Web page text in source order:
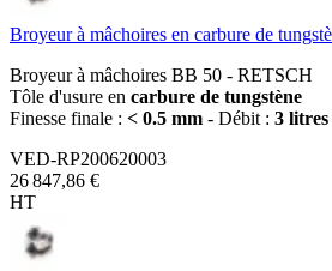
Broyeur à mâchoires en carbure de
Broyeur à mâchoires BB 50 - RETSCH
Tôle d'usure en carbure de tungstène
Finesse finale : < 0.5 mm - Débit : 3 litres
VED-RP200620003
26 847,86 €
HT